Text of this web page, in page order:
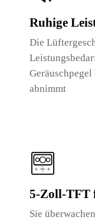
Ruhige
Die
abnimmt
5-Zoll-TFT
Sie